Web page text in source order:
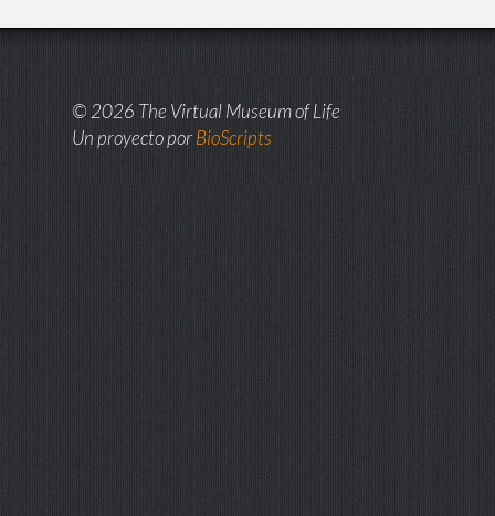
© 2026 The Virtual Museum of Life
Un proyecto porBioScripts